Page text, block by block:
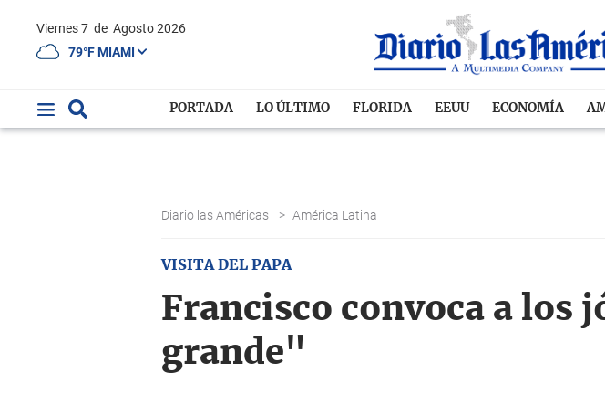
Viernes 7 de Agosto 2026
79°F MIAMI
PORTADA LO ÚLTIMO FLORIDA EEUU ECONOMÍA
Diario las Américas > América Latina
VISITA DEL PAPA
Francisco convoca a los
grande"